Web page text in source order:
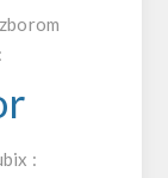
: